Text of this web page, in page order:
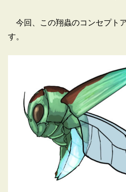
今回、この翔蟲のコンセプト
す。